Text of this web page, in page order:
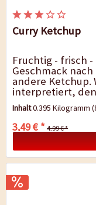
Curry Ketchup
Fruchtig - frisch
Geschmack
andere Ketchup.
interpretiert,
im Handel
Inhalt0.395 Kilogramm
3,49 € * 4,99 € *